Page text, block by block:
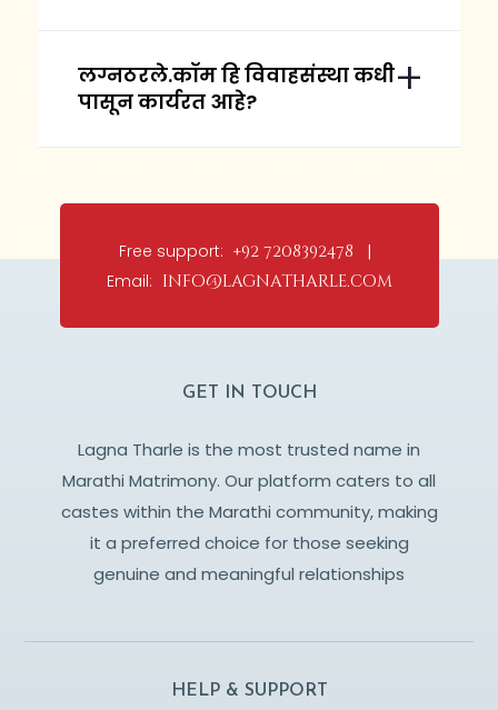
लग्नठरले.कॉम हि विवाहसंस्था कधी
पासून कार्यरत आहे?
Free support: +92 7208392478 |
Email: info@lagnatharle.com
GET IN TOUCH
Lagna Tharle is the most trusted name in
Marathi Matrimony. Our platform caters to all
castes within the Marathi community, making
it a preferred choice for those seeking
genuine and meaningful relationships
HELP & SUPPORT